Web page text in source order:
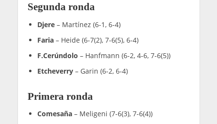
Segunda ronda
Djere– Martínez (6-1, 6-4)
Faria– Heide (6-7(2), 7-6(5), 6-4)
F.Cerúndolo – Hanfmann (6-2, 4-6, 7-6(5))
Etcheverry– Garin (6-2, 6-4)
Primera ronda
Comesaña– Meligeni (7-6(3), 7-6(4))